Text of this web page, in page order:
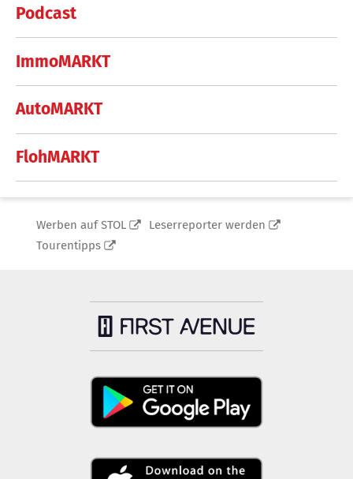
Podcast
ImmoMARKT
AutoMARKT
FlohMARKT
Werben auf STOL
Leserreporter werden
Tourentipps